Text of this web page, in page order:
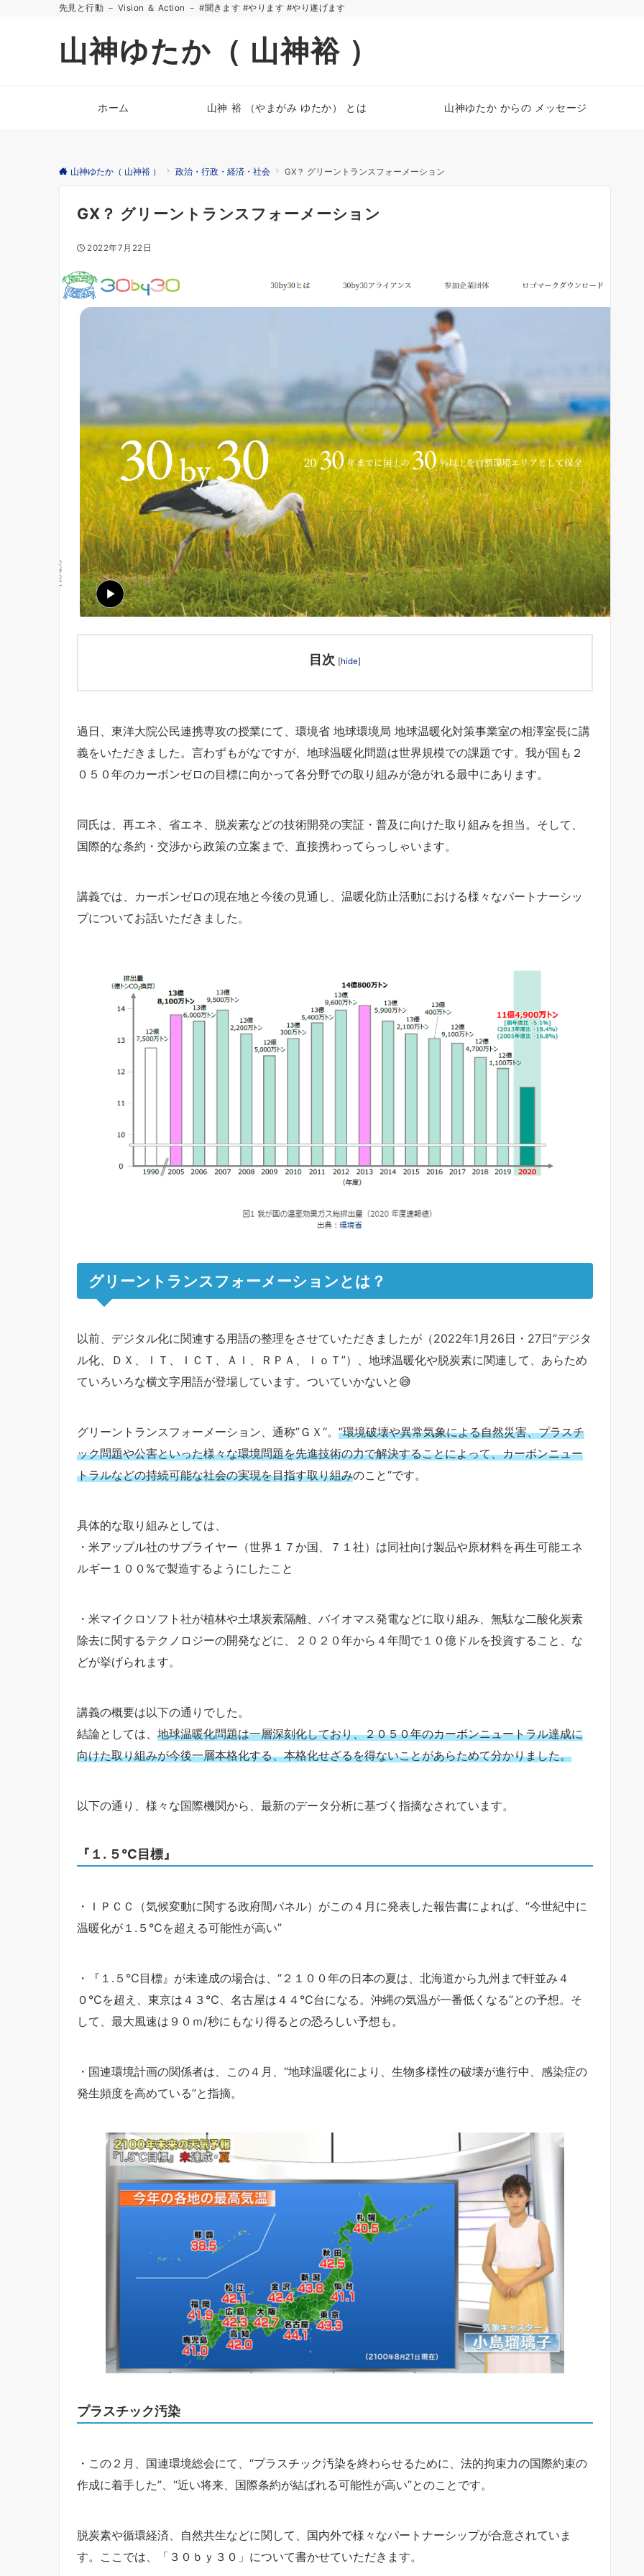
先見と行動 － Vision ＆ Action － #聞きます #やります #やり遂げます
山神ゆたか（ 山神裕 ）
ホーム 山神 裕 （やまがみ ゆたか） とは 山神ゆたか からの メッセージ
山神ゆたか（ 山神裕 ） 政治・行政・経済・社会 GX？ グリーントランスフォーメーション
GX？ グリーントランスフォーメーション
2022年7月22日
目次 [hide]
過日、東洋大院公民連携専攻の授業にて、環境省 地球環境局 地球温暖化対策事業室の相澤室長に講
義をいただきました。言わずもがなですが、地球温暖化問題は世界規模での課題です。我が国も２
０５０年のカーボンゼロの目標に向かって各分野での取り組みが急がれる最中にあります。
同氏は、再エネ、省エネ、脱炭素などの技術開発の実証・普及に向けた取り組みを担当。そして、
国際的な条約・交渉から政策の立案まで、直接携わってらっしゃいます。
講義では、カーボンゼロの現在地と今後の見通し、温暖化防止活動における様々なパートナーシッ
プについてお話いただきました。
グリーントランスフォーメーションとは？
以前、デジタル化に関連する用語の整理をさせていただきましたが（2022年1月26日・27日“デジタ
ル化、ＤＸ、ＩＴ、ＩＣＴ、ＡＩ、ＲＰＡ、ＩｏＴ”）、地球温暖化や脱炭素に関連して、あらため
ていろいろな横文字用語が登場しています。ついていかないと😅
グリーントランスフォーメーション、通称”ＧＸ“。 ”環境破壊や異常気象による自然災害、プラスチ
ック問題や公害といった様々な環境問題を先進技術の力で解決することによって、カーボンニュー
トラルなどの持続可能な社会の実現を目指す取り組みのこと“です。
具体的な取り組みとしては、
・米アップル社のサプライヤー（世界１７か国、７１社）は同社向け製品や原材料を再生可能エネ
ルギー１００%で製造するようにしたこと
・米マイクロソフト社が植林や土壌炭素隔離、バイオマス発電などに取り組み、無駄な二酸化炭素
除去に関するテクノロジーの開発などに、２０２０年から４年間で１０億ドルを投資すること、な
どが挙げられます。
講義の概要は以下の通りでした。
結論としては、 地球温暖化問題は一層深刻化しており、２０５０年のカーボンニュートラル達成に
向けた取り組みが今後一層本格化する、本格化せざるを得ないことがあらためて分かりました。
以下の通り、様々な国際機関から、最新のデータ分析に基づく指摘なされています。
『１. ５℃目標』
・ＩＰＣＣ（気候変動に関する政府間パネル）がこの４月に発表した報告書によれば、“今世紀中に
温暖化が１.５℃を超える可能性が高い”
・『１.５℃目標』が未達成の場合は、“２１００年の日本の夏は、北海道から九州まで軒並み４
０℃を超え、東京は４３℃、名古屋は４４℃台になる。沖縄の気温が一番低くなる”との予想。そ
して、最大風速は９０ｍ/秒にもなり得るとの恐ろしい予想も。
・国連環境計画の関係者は、この４月、“地球温暖化により、生物多様性の破壊が進行中、感染症の
発生頻度を高めている”と指摘。
プラスチック汚染
・この２月、国連環境総会にて、“プラスチック汚染を終わらせるために、法的拘束力の国際約束の
作成に着手した”、“近い将来、国際条約が結ばれる可能性が高い”とのことです。
脱炭素や循環経済、自然共生などに関して、国内外で様々なパートナーシップが合意されていま
す。ここでは、「３０ｂｙ３０」について書かせていただきます。